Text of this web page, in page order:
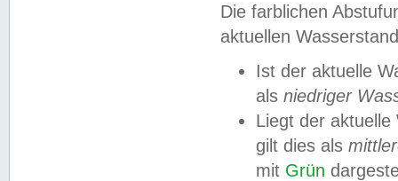
Die farblichen
aktuellen
Ist der aktuelle
als niedriger
Liegt der
gilt dies als
mit Grün